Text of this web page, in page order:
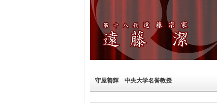
守屋善輝 中央大学名誉教授